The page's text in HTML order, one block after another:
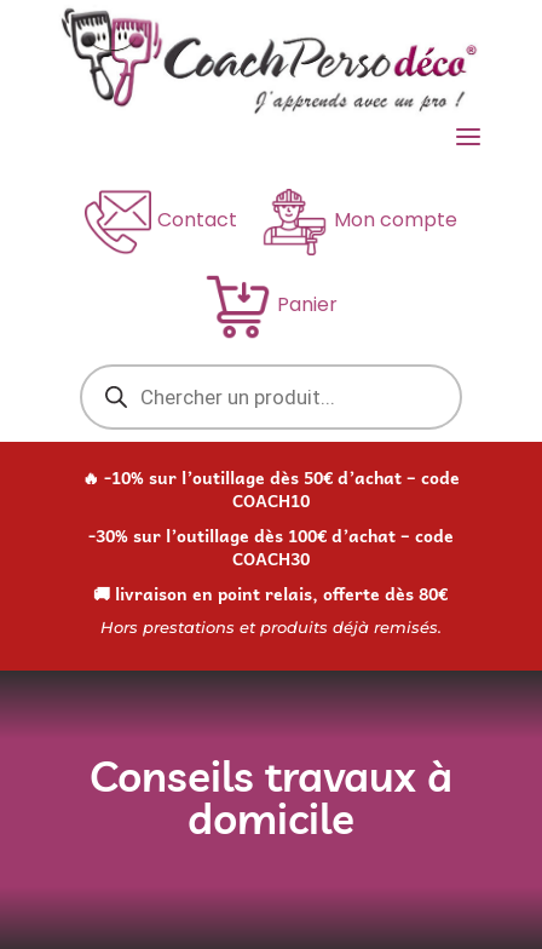
a
Contact Mon compte
Panier
Recherche
de
produits
🔥 -10% sur l’outillage dès 50€ d’achat – code
COACH10
-30% sur l’outillage dès 100€ d’achat – code
COACH30
🚚 livraison en point relais, offerte dès 80€
Hors prestations et produits déjà remisés.
Conseils travaux à
domicile